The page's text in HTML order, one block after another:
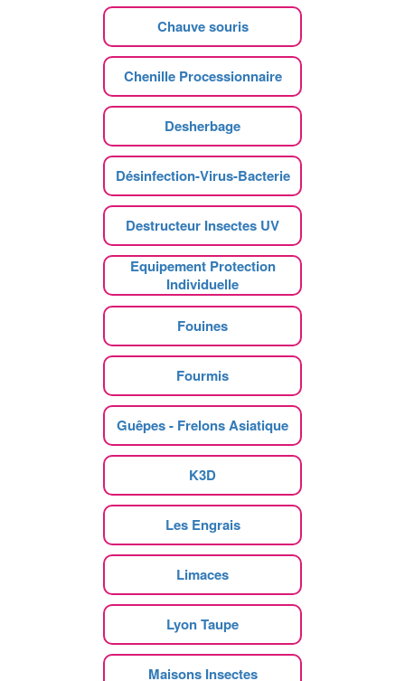
Chauve souris
Chenille Processionnaire
Desherbage
Désinfection-Virus-Bacterie
Destructeur Insectes UV
Equipement Protection
Individuelle
Fouines
Fourmis
Guêpes - Frelons Asiatique
K3D
Les Engrais
Limaces
Lyon Taupe
Maisons Insectes